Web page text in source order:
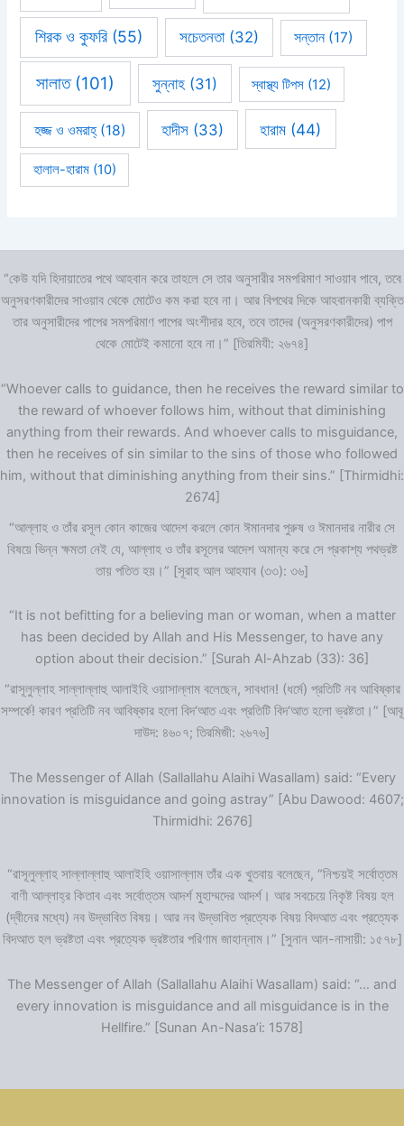
শিরক ও কুফরি(55) সচেতনতা(32) সন্তান(17)
সালাত(101) সুন্নাহ (31) স্বাস্থ্য টিপস (12)
হজ্জ ও ওমরাহ্‌(18) হাদীস(33) হারাম (44)
হালাল-হারাম(10)
“কেউ যদি হিদায়াতের পথে আহবান করে তাহলে সে তার অনুসারীর সমপরিমাণ সাওয়াব পাবে, তবে
অনুসরণকারীদের সাওয়াব থেকে মোটেও কম করা হবে না। আর বিপথের দিকে আহবানকারী ব্যক্তি
তার অনুসারীদের পাপের সমপরিমাণ পাপের অংশীদার হবে, তবে তাদের (অনুসরণকারীদের) পাপ
থেকে মোটেই কমানো হবে না।” [তিরমিযী: ২৬৭৪]
“Whoever calls to guidance, then he receives the reward similar to
the reward of whoever follows him, without that diminishing
anything from their rewards. And whoever calls to misguidance,
then he receives of sin similar to the sins of those who followed
him, without that diminishing anything from their sins.” [Thirmidhi:
2674]
“আল্লাহ ও তাঁর রসূল কোন কাজের আদেশ করলে কোন ঈমানদার পুরুষ ও ঈমানদার নারীর সে
বিষয়ে ভিন্ন ক্ষমতা নেই যে, আল্লাহ ও তাঁর রসূলের আদেশ অমান্য করে সে প্রকাশ্য পথভ্রষ্ট
তায় পতিত হয়।” [সূরাহ আল আহযাব (৩৩): ৩৬]
“It is not befitting for a believing man or woman, when a matter
has been decided by Allah and His Messenger, to have any
option about their decision.” [Surah Al-Ahzab (33): 36]
“রাসূলুল্লাহ সাল্লাল্লাহু আলাইহি ওয়াসাল্লাম বলেছেন, সাবধান! (ধর্মে) প্রতিটি নব আবিষ্কার
সম্পর্কে! কারণ প্রতিটি নব আবিষ্কার হলো বিদ‘আত এবং প্রতিটি বিদ‘আত হলো ভ্রষ্টতা।” [আবূ
দাউদ: ৪৬০৭; তিরমিজী: ২৬৭৬]
The Messenger of Allah (Sallallahu Alaihi Wasallam) said: “Every
innovation is misguidance and going astray” [Abu Dawood: 4607;
Thirmidhi: 2676]
“রাসূলুল্লাহ সাল্লাল্লাহু আলাইহি ওয়াসাল্লাম তাঁর এক খুতবায় বলেছেন, “নিশ্চয়ই সর্বোত্তম
বাণী আল্লাহ্‌র কিতাব এবং সর্বোত্তম আদর্শ মুহাম্মদের আদর্শ। আর সবচেয়ে নিকৃষ্ট বিষয় হল
(দ্বীনের মধ্যে) নব উদ্ভাবিত বিষয়। আর নব উদ্ভাবিত প্রত্যেক বিষয় বিদআত এবং প্রত্যেক
বিদআত হল ভ্রষ্টতা এবং প্রত্যেক ভ্রষ্টতার পরিণাম জাহান্নাম।” [সুনান আন-নাসায়ী: ১৫৭৮]
The Messenger of Allah (Sallallahu Alaihi Wasallam) said: “… and
every innovation is misguidance and all misguidance is in the
Hellfire.” [Sunan An-Nasa’i: 1578]